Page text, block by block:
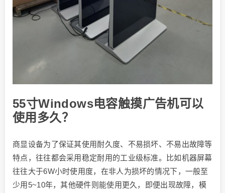
55寸Windows电容触摸广告机可以
使用多久？
商显设备为了保证其使用耐久度、不易损坏、不易出故障等
特点，往往都会采用稳定耐用的工业级标准。比如机器屏幕
往往大于6W小时使用度，在非人为损坏的情况下，一般至
少用5~10年，其他硬件则能使用更久，即便出现故障，模